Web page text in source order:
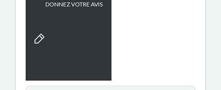
DONNEZ VOTRE AVIS